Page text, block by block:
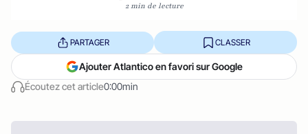
2 min de lecture
Écoutez cet article0:00min
PARTAGER CLASSER
Ajouter Atlantico en favori sur Google